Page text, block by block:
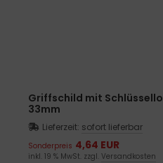
Griffschild mit
33mm
Lieferzeit: sofort lieferbar
Sonderpreis 4,64 EUR
inkl. 19 % MwSt. zzgl. Versandkosten